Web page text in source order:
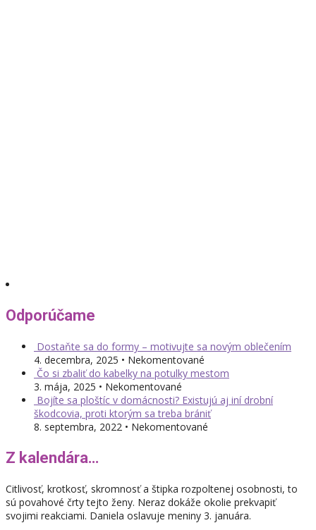
Odporúčame
Dostaňte sa do formy – motivujte sa novým oblečením
4. decembra, 2025 • Nekomentované
Čo si zbaliť do kabelky na potulky mestom
3. mája, 2025 • Nekomentované
Bojíte sa ploštíc v domácnosti? Existujú aj iní drobní
škodcovia, proti ktorým sa treba brániť
8. septembra, 2022 • Nekomentované
Z kalendára…
Citlivosť, krotkosť, skromnosť a štipka rozpoltenej osobnosti, to
sú povahové črty tejto ženy. Neraz dokáže okolie prekvapiť
svojimi reakciami. Daniela oslavuje meniny 3. januára.